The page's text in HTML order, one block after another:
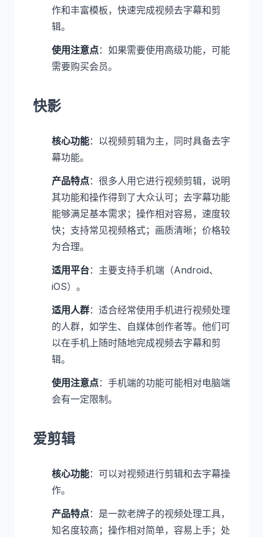
作和丰富模板，快速完成视频去字幕和剪
辑。
使用注意点：如果需要使用高级功能，可能
需要购买会员。
快影
核心功能：以视频剪辑为主，同时具备去字
幕功能。
产品特点：很多人用它进行视频剪辑，说明
其功能和操作得到了大众认可；去字幕功能
能够满足基本需求；操作相对容易，速度较
快；支持常见视频格式；画质清晰；价格较
为合理。
适用平台：主要支持手机端（Android、
iOS）。
适用人群：适合经常使用手机进行视频处理
的人群，如学生、自媒体创作者等。他们可
以在手机上随时随地完成视频去字幕和剪
辑。
使用注意点：手机端的功能可能相对电脑端
会有一定限制。
爱剪辑
核心功能：可以对视频进行剪辑和去字幕操
作。
产品特点：是一款老牌子的视频处理工具，
知名度较高；操作相对简单，容易上手；处